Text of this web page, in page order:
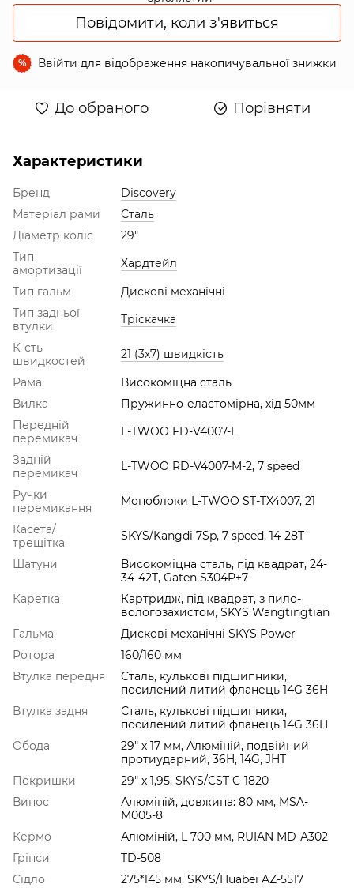
Повідомити, коли з'явиться
% Ввійти для відображення накопичувальної знижки
До обраного Порівняти
Характеристики
Бренд
Discovery
Матеріал рами
Сталь
Діаметр коліс
29"
Тип
амортизації
Хардтейл
Тип гальм
Дискові механічні
Тип задньої
втулки
Тріскачка
К-сть
швидкостей
21 (3х7) швидкість
Рама
Високоміцна сталь
Вилка
Пружинно-еластомірна, хід 50мм
Передній
перемикач
L-TWOO FD-V4007-L
Задній
перемикач
L-TWOO RD-V4007-M-2, 7 speed
Ручки
перемикання
Моноблоки L-TWOO ST-TX4007, 21
Касета/
трещітка
SKYS/Kangdi 7Sp, 7 speed, 14-28Т
Шатуни
Високоміцна сталь, під квадрат, 24-
34-42T, Gaten S304P+7
Каретка
Картридж, під квадрат, з пило-
вологозахистом, SKYS Wangtingtian
Гальма
Дискові механічні SKYS Power
Ротора
160/160 мм
Втулка передня
Сталь, кулькові підшипники,
посилений литий фланець 14G 36H
Втулка задня
Сталь, кулькові підшипники,
посилений литий фланець 14G 36H
Обода
29" х 17 мм, Алюмiнiй, подвійний
протиударний, 36H, 14G, JHT
Покришки
29" x 1,95, SKYS/CST C-1820
Винос
Алюмiнiй, довжина: 80 мм, MSA-
M005-8
Кермо
Алюмiнiй, L 700 мм, RUIAN MD-А302
Гріпси
TD-508
Сідло
275*145 мм, SKYS/Huabei AZ-5517